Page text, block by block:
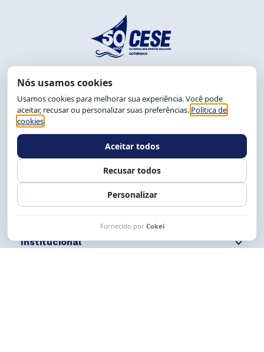
End.: R. da Graça, 150. Graça
CEP: 40.150-055
Salvador-BA, Brasil.
Tel.: (71) 2104-5457, Cel.: (71) 9 9239-2104 ou 2105
Expediente: 8h às 12h e 13 às 17h.
Siga nossas redes Fale conosco
Institucional